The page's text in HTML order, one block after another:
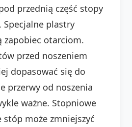
przednią część stopy
Specjalne plastry
zapobiec otarciom.
przed noszeniem
dopasować się do
przerwy od noszenia
ważne. Stopniowe
stóp może zmniejszyć